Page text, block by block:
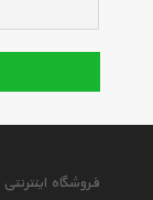
فروشگاه